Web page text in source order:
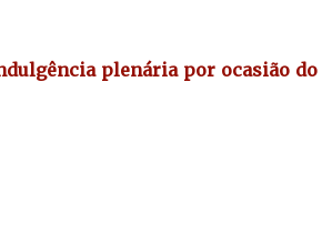
plenária por ocasião do